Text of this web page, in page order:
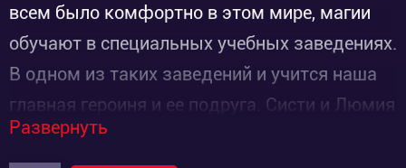
всем было комфортно в этом мире, магии
обучают в специальных учебных заведениях.
В одном из таких заведений и учится наша
главная героиня и ее подруга. Систи и Люмия
очень талантливые девочки и
Развернуть